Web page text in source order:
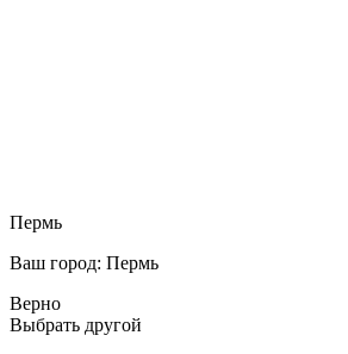
Пермь
Ваш город: Пермь
Верно
Выбрать другой